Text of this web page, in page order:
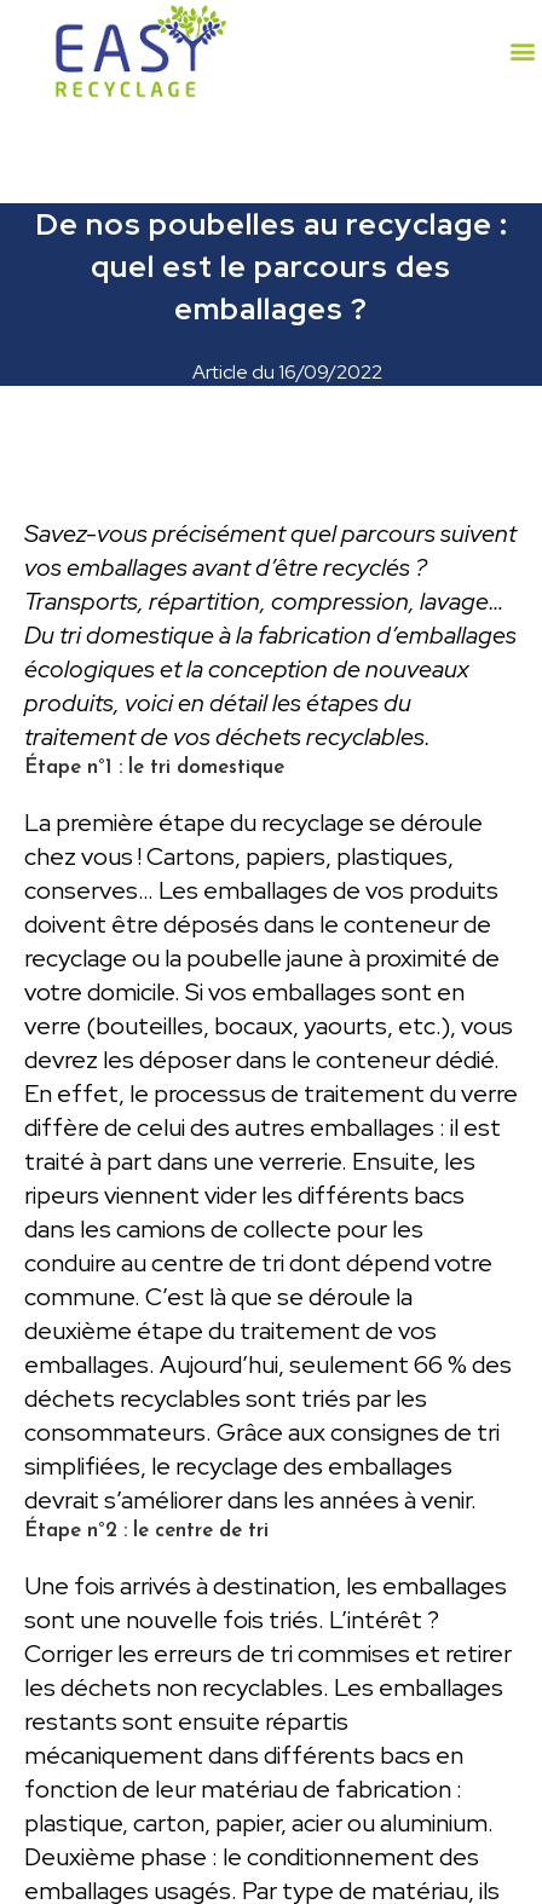
De nos poubelles au recyclage :
quel est le parcours des
emballages ?
Article du16/09/2022
Savez-vous précisément quel parcours suivent
vos emballages avant d’être recyclés ?
Transports, répartition, compression, lavage…
Du tri domestique à la fabrication d’emballages
écologiques et la conception de nouveaux
produits, voici en détail les étapes du
traitement de vos déchets recyclables.
Étape n°1 : le tri domestique
La première étape du recyclage se déroule
chez vous ! Cartons, papiers, plastiques,
conserves… Les emballages de vos produits
doivent être déposés dans le conteneur de
recyclage ou la poubelle jaune à proximité de
votre domicile. Si vos emballages sont en
verre (bouteilles, bocaux, yaourts, etc.), vous
devrez les déposer dans le conteneur dédié.
En effet, le processus de traitement du verre
diffère de celui des autres emballages : il est
traité à part dans une verrerie. Ensuite, les
ripeurs viennent vider les différents bacs
dans les camions de collecte pour les
conduire au centre de tri dont dépend votre
commune. C’est là que se déroule la
deuxième étape du traitement de vos
emballages. Aujourd’hui, seulement 66 % des
déchets recyclables sont triés par les
consommateurs. Grâce aux consignes de tri
simplifiées, le recyclage des emballages
devrait s’améliorer dans les années à venir.
Étape n°2 : le centre de tri
Une fois arrivés à destination, les emballages
sont une nouvelle fois triés. L’intérêt ?
Corriger les erreurs de tri commises et retirer
les déchets non recyclables. Les emballages
restants sont ensuite répartis
mécaniquement dans différents bacs en
fonction de leur matériau de fabrication :
plastique, carton, papier, acier ou aluminium.
Deuxième phase : le conditionnement des
emballages usagés. Par type de matériau, ils